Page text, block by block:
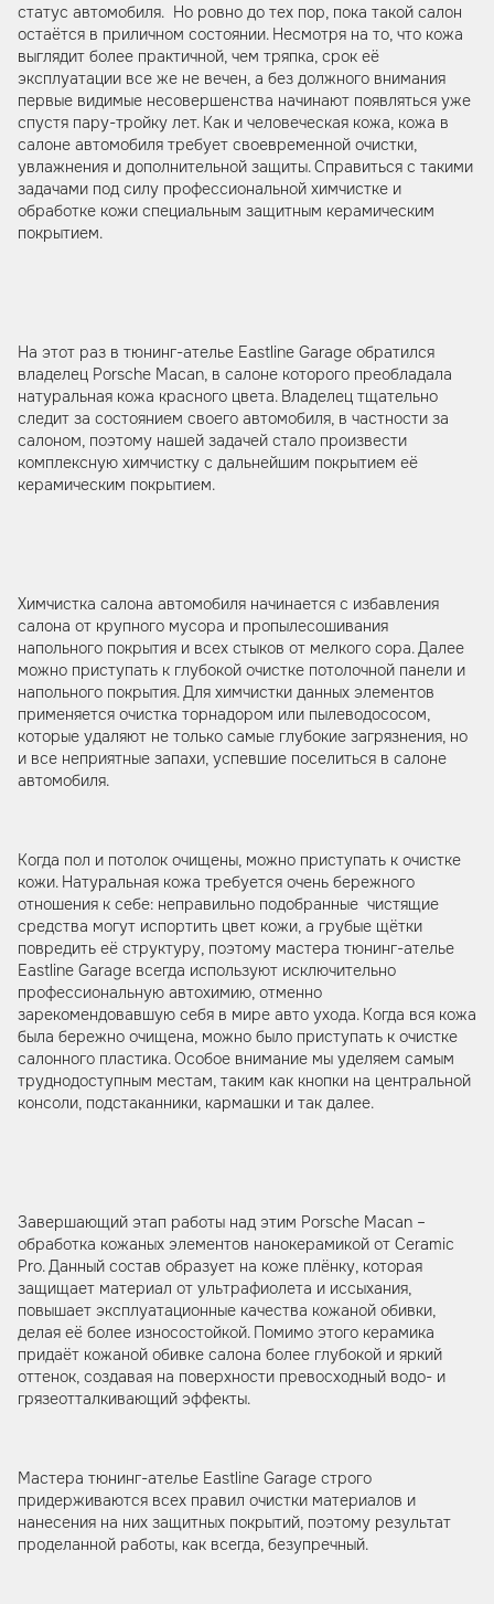
статус автомобиля. Но ровно до тех пор, пока такой салон
остаётся в приличном состоянии. Несмотря на то, что кожа
выглядит более практичной, чем тряпка, срок её
эксплуатации все же не вечен, а без должного внимания
первые видимые несовершенства начинают появляться уже
спустя пару-тройку лет. Как и человеческая кожа, кожа в
салоне автомобиля требует своевременной очистки,
увлажнения и дополнительной защиты. Справиться с такими
задачами под силу профессиональной химчистке и
обработке кожи специальным защитным керамическим
покрытием.
На этот раз в тюнинг-ателье Eastline Garage обратился
владелец Porsche Macan, в салоне которого преобладала
натуральная кожа красного цвета. Владелец тщательно
следит за состоянием своего автомобиля, в частности за
салоном, поэтому нашей задачей стало произвести
комплексную химчистку с дальнейшим покрытием её
керамическим покрытием.
Химчистка салона автомобиля начинается с избавления
салона от крупного мусора и пропылесошивания
напольного покрытия и всех стыков от мелкого сора. Далее
можно приступать к глубокой очистке потолочной панели и
напольного покрытия. Для химчистки данных элементов
применяется очистка торнадором или пылеводососом,
которые удаляют не только самые глубокие загрязнения, но
и все неприятные запахи, успевшие поселиться в салоне
автомобиля.
Когда пол и потолок очищены, можно приступать к очистке
кожи. Натуральная кожа требуется очень бережного
отношения к себе: неправильно подобранные чистящие
средства могут испортить цвет кожи, а грубые щётки
повредить её структуру, поэтому мастера тюнинг-ателье
Eastline Garage всегда используют исключительно
профессиональную автохимию, отменно
зарекомендовавшую себя в мире авто ухода. Когда вся кожа
была бережно очищена, можно было приступать к очистке
салонного пластика. Особое внимание мы уделяем самым
труднодоступным местам, таким как кнопки на центральной
консоли, подстаканники, кармашки и так далее.
Завершающий этап работы над этим Porsche Macan –
обработка кожаных элементов нанокерамикой от Ceramic
Pro. Данный состав образует на коже плёнку, которая
защищает материал от ультрафиолета и иссыхания,
повышает эксплуатационные качества кожаной обивки,
делая её более износостойкой. Помимо этого керамика
придаёт кожаной обивке салона более глубокой и яркий
оттенок, создавая на поверхности превосходный водо- и
грязеотталкивающий эффекты.
Мастера тюнинг-ателье Eastline Garage строго
придерживаются всех правил очистки материалов и
нанесения на них защитных покрытий, поэтому результат
проделанной работы, как всегда, безупречный.